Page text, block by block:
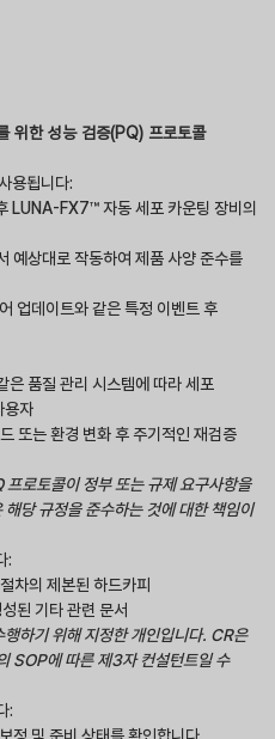
위한 성능 검증(PQ) 프로토콜
용됩니다:
LUNA-FX7™ 자동 세포 카운팅 장비의
예상대로 작동하여 제품 사양 준수를
업데이트와 같은 특정 이벤트 후
품질 관리 시스템에 따라 세포
용자
또는 환경 변화 후 주기적인 재검증
로토콜이 정부 또는 규제 요구사항을
당 규정을 준수하는 것에 대한 책임이
:
차의 제본된 하드카피
된 기타 관련 문서
하기 위해 지정한 개인입니다. CR은
SOP에 따른 제3자 컨설턴트일 수
: